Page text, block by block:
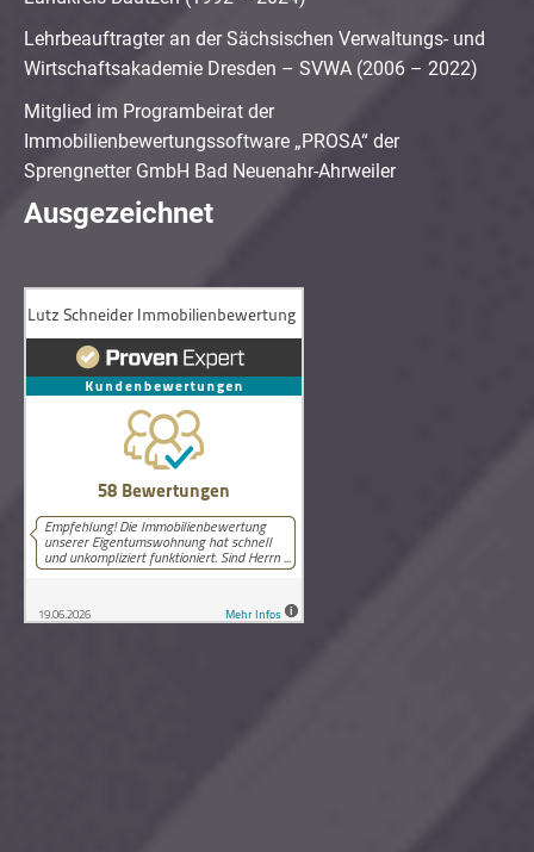
Lehrbeauftragter an der Sächsischen Verwaltungs- und
Wirtschaftsakademie Dresden – SVWA (2006 – 2022)
Mitglied im Programbeirat der
Immobilienbewertungssoftware „PROSA“ der
Sprengnetter GmbH Bad Neuenahr-Ahrweiler
Ausgezeichnet